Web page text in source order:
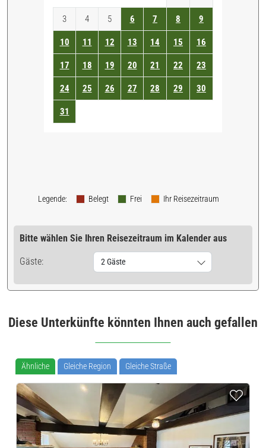
3 4 5 6 7 8 9
10 11 12 13 14 15 16
17 18 19 20 21 22 23
24 25 26 27 28 29 30
31
Legende: Belegt Frei Ihr Reisezeitraum
Bitte wählen Sie Ihren Reisezeitraum im Kalender aus
Gäste: 2 Gäste
Diese Unterkünfte könnten Ihnen auch gefallen
Ähnliche Gleiche Region Gleiche Straße